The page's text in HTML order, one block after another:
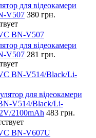
для відеокамери
V507 380 грн.
BN-V507
для відеокамери
V507 281 грн.
BN-V514/Black/Li-
для відеокамери
V514/Black/Li-
2100mAh 483 грн.
BN-V607U